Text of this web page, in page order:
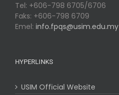
Tel: +606-798 6705/6706
Faks: +606-798 6709
Emel: info.fpqs@usim.edu.my
HYPERLINKS
USIM Official Website